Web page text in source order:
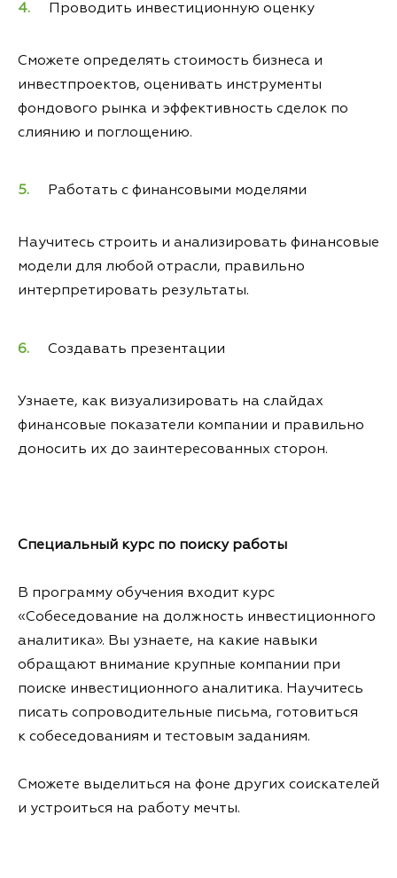
Проводить инвестиционную оценку
Сможете определять стоимость бизнеса и
инвестпроектов, оценивать инструменты
фондового рынка и эффективность сделок по
слиянию и поглощению.
Работать с финансовыми моделями
Научитесь строить и анализировать финансовые
модели для любой отрасли, правильно
интерпретировать результаты.
Создавать презентации
Узнаете, как визуализировать на слайдах
финансовые показатели компании и правильно
доносить их до заинтересованных сторон.
Специальный курс по поиску работы
В программу обучения входит курс
«Собеседование на должность инвестиционного
аналитика». Вы узнаете, на какие навыки
обращают внимание крупные компании при
поиске инвестиционного аналитика. Научитесь
писать сопроводительные письма, готовиться
к собеседованиям и тестовым заданиям.
Сможете выделиться на фоне других соискателей
и устроиться на работу мечты.